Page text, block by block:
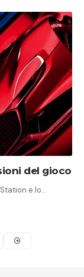
del gioco
e lo…